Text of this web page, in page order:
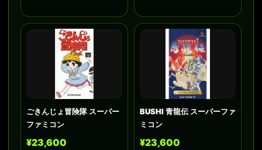
ごきんじょ冒険隊 スーパー
ファミコン
¥23,600
BUSHI 青龍伝 スーパーファ
ミコン
¥23,600